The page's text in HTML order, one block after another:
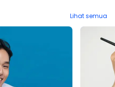
Lihat semua